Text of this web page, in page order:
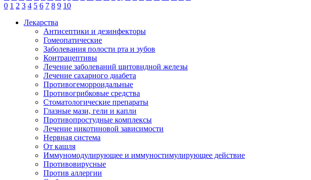
0 1 2 3 4 5 6 7 8 9 10
Лекарства
Антисептики и дезинфекторы
Гомеопатические
Заболевания полости рта и зубов
Контрацептивы
Лечение заболеваний щитовидной железы
Лечение сахарного диабета
Противогеморроидальные
Противогрибковые средства
Стоматологические препараты
Глазные мази, гели и капли
Противопростудные комплексы
Лечение никотиновой зависимости
Нервная система
От кашля
Иммуномодулирующее и иммуностимулирующее действие
Противовирусные
Против аллергии